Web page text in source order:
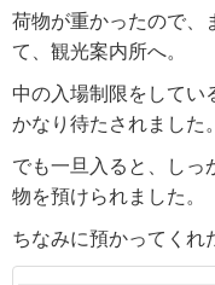
荷物が重かったので、
て、観光案内所へ。
中の入場制限をして
かなり待たされました。
でも一旦入ると、し
物を預けられました。
ちなみに預かってくれ